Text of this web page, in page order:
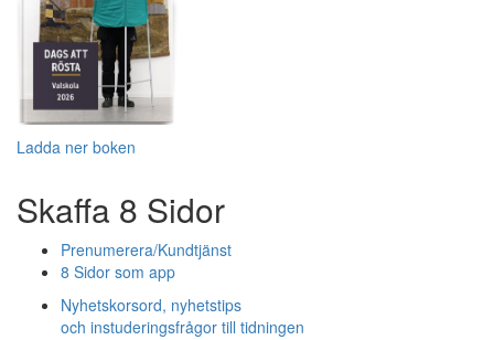
Ladda ner boken
Skaffa 8 Sidor
Prenumerera/Kundtjänst
8 Sidor som app
Nyhetskorsord, nyhetstips
och instuderingsfrågor till tidningen